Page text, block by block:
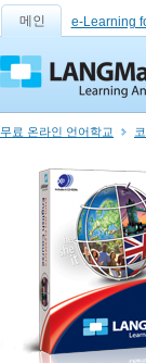
메인 e-Learning
무료 온라인 언어학교